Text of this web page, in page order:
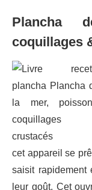
Plancha
coquillages
cet appareil se
saisit rapidement
leur goût. Cet